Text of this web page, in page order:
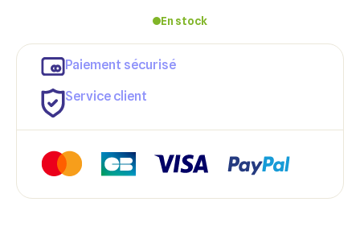
En stock
Paiement sécurisé
Service client